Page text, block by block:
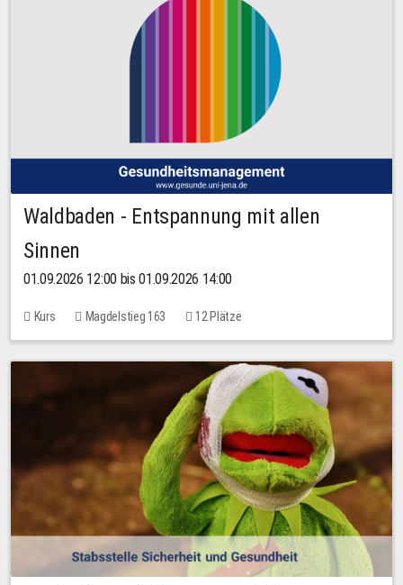
Waldbaden - Entspannung mit allen
Sinnen
01.09.2026 12:00 bis 01.09.2026 14:00
Kurs Magdelstieg 163 12 Plätze